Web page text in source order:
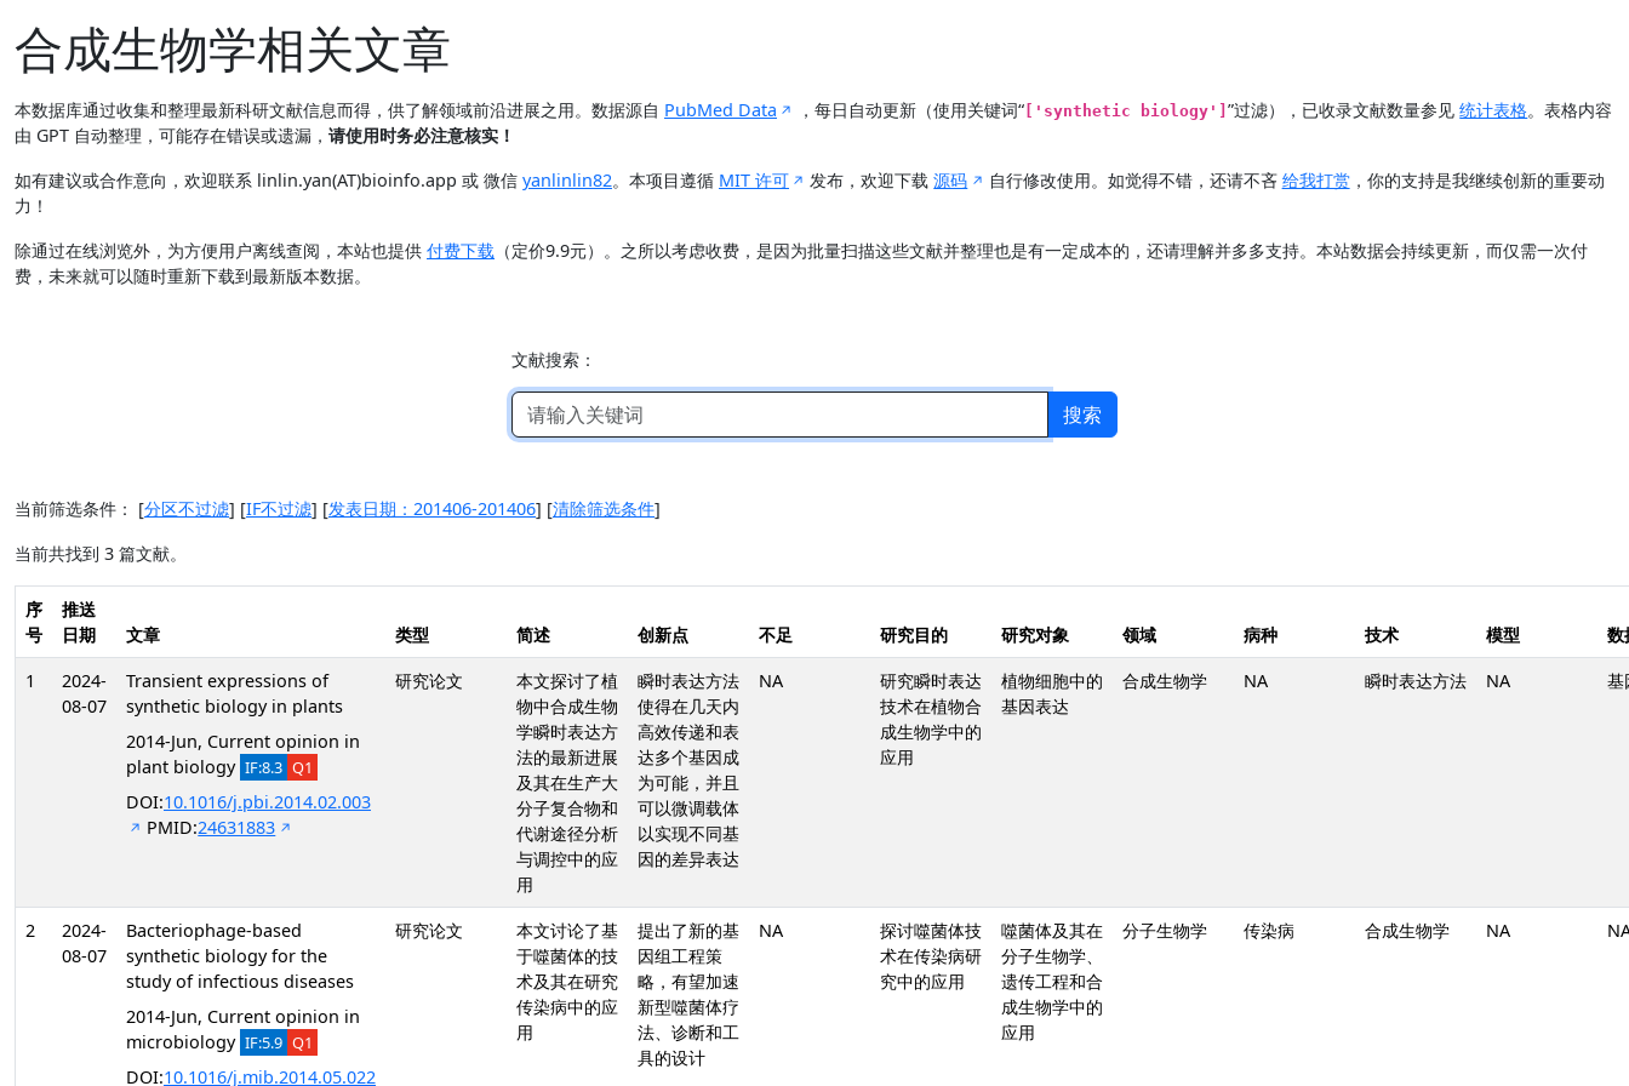
合成生物学相关文章
本数据库通过收集和整理最新科研文献信息而得，供了解领域前沿进展之用。数据源自 PubMed Data ，每日自动更新（使用关键词“ ['synthetic biology']”过滤），已收录文献数量参见统计表格。表格内容
由 GPT 自动整理，可能存在错误或遗漏， 请使用时务必注意核实！
如有建议或合作意向，欢迎联系 linlin.yan(AT)bioinfo.app 或 微信 yanlinlin82。本项目遵循 MIT 许可 发布，欢迎下载源码 自行修改使用。如觉得不错，还请不吝 给我打赏，你的支持是我继续创新的重要动
力！
除通过在线浏览外，为方便用户离线查阅，本站也提供 付费下载 （定价9.9元）。之所以考虑收费，是因为批量扫描这些文献并整理也是有一定成本的，还请理解并多多支持。本站数据会持续更新，而仅需一次付
费，未来就可以随时重新下载到最新版本数据。
文献搜索：
搜索
当前筛选条件： [分区不过滤] [IF不过滤] [发表日期：201406-201406] [清除筛选条件]
当前共找到 3 篇文献。
序
号
推送
日期
文章 类型 简述 创新点 不足 研究目的 研究对象 领域 病种 技术 模型
数
1
2024-
08-07
Transient expressions of
synthetic biology in plants
2014-Jun, Current opinion in
plant biology IF:8.3 Q1
DOI:10.1016/j.pbi.2014.02.003
PMID:24631883
研究论文
本文探讨了植
物中合成生物
学瞬时表达方
法的最新进展
及其在生产大
分子复合物和
代谢途径分析
与调控中的应
用
瞬时表达方法
使得在几天内
高效传递和表
达多个基因成
为可能，并且
可以微调载体
以实现不同基
因的差异表达
NA
研究瞬时表达
技术在植物合
成生物学中的
应用
植物细胞中的
基因表达
合成生物学 NA 瞬时表达方法 NA 基
2
2024-
08-07
Bacteriophage-based
synthetic biology for the
study of infectious diseases
2014-Jun, Current opinion in
microbiology IF:5.9 Q1
DOI:10.1016/j.mib.2014.05.022
研究论文
本文讨论了基
于噬菌体的技
术及其在研究
传染病中的应
用
提出了新的基
因组工程策
略，有望加速
新型噬菌体疗
法、诊断和工
具的设计
NA
探讨噬菌体技
术在传染病研
究中的应用
噬菌体及其在
分子生物学、
遗传工程和合
成生物学中的
应用
分子生物学 传染病 合成生物学 NA